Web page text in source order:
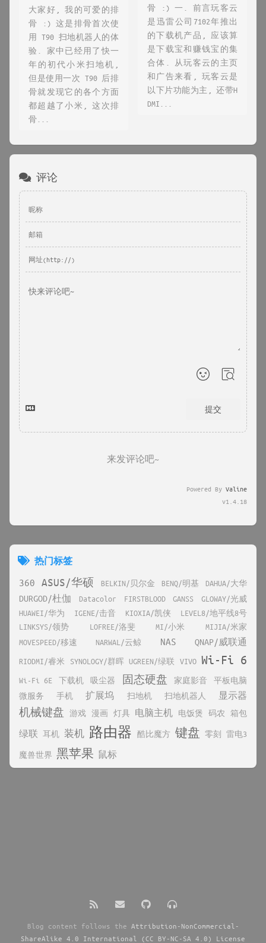
大家好, 我的可爱的排
骨 :) 这是排骨首次使
用 T90 扫地机器人的体
验. 家中已经用了快一
年的初代小米扫地机,
但是使用一次 T90 后排
骨就发现它的各个方面
都超越了小米, 这次排
骨...
骨 :) 一. 前言玩客云
是迅雷公司7102年推出
的下载机产品, 应该算
是下载宝和赚钱宝的集
合体. 从玩客云的主页
和广告来看, 玩客云是
以下片功能为主, 还带H
DMI...
评论
提交
来发评论吧~
Powered By Valine
v1.4.18
热门标签
360 ASUS/华硕 BELKIN/贝尔金 BENQ/明基 DAHUA/大华
DURGOD/杜伽 Datacolor FIRSTBLOOD GANSS
GLOWAY/光威
HUAWEI/华为
IGENE/击音 KIOXIA/凯侠
LEVEL8/地平线8号
LINKSYS/领势
LOFREE/洛斐 MI/小米
MIJIA/米家
MOVESPEED/移速
NARWAL/云鲸 NAS QNAP/威联通
RIODMI/睿米 SYNOLOGY/群晖 UGREEN/绿联 VIVO Wi-Fi 6
Wi-Fi 6E 下载机 吸尘器 固态硬盘 家庭影音
平板电脑
微服务
手机 扩展坞 扫地机 扫地机器人 显示器
机械键盘 游戏 漫画 灯具 电脑主机 电饭煲 码农 箱包
绿联 耳机 装机 路由器 酷比魔方 键盘 零刻 雷电3
魔兽世界 黑苹果 鼠标
Blog content follows the Attribution-NonCommercial-
ShareAlike 4.0 International (CC BY-NC-SA 4.0) License